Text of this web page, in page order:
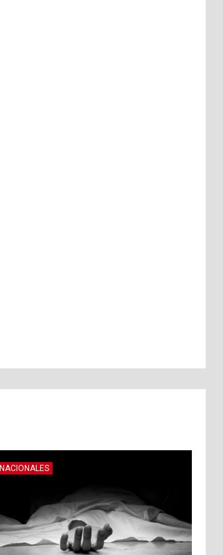
NACIONALES